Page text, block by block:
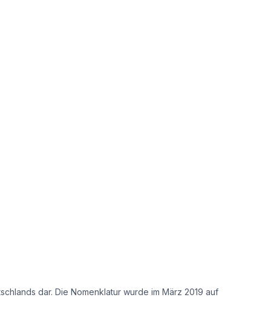
dar. Die Nomenklatur wurde im März 2019 auf